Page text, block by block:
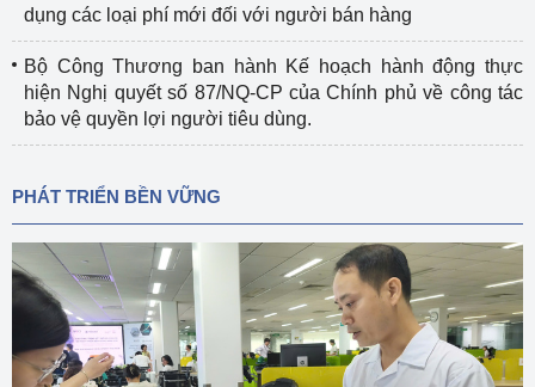
dụng các loại phí mới đối với người bán hàng
Bộ Công Thương ban hành Kế hoạch hành động thực
hiện Nghị quyết số 87/NQ-CP của Chính phủ về công tác
bảo vệ quyền lợi người tiêu dùng.
PHÁT TRIỂN BỀN VỮNG